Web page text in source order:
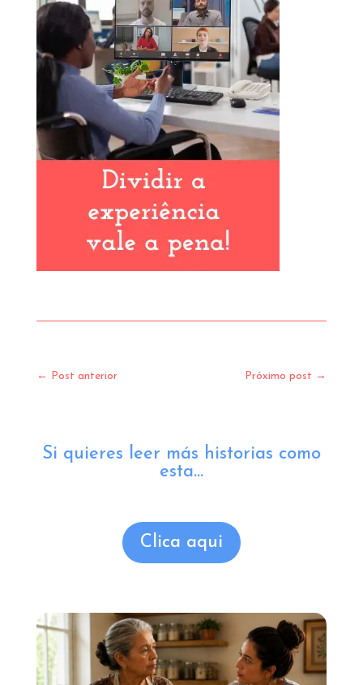
← Post anterior Próximo post →
Si quieres leer más historias como
esta...
Clica aqui